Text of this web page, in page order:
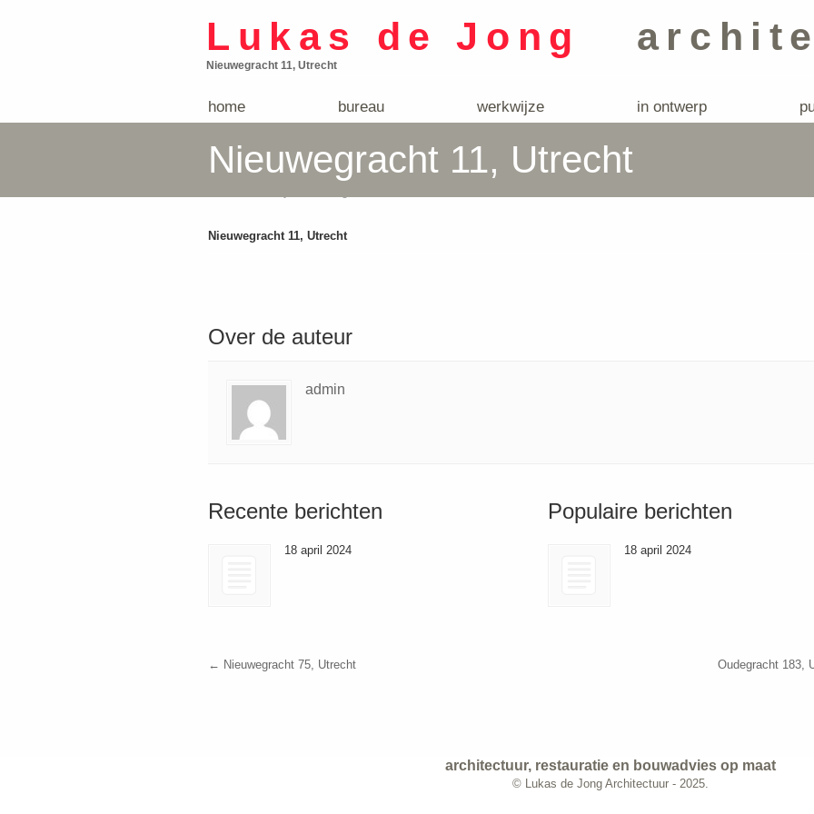
Lukas de Jong
Nieuwegracht 11, Utrecht
home bureau werkwijze in ontwerp
Nieuwegracht 11, Utrecht
Nieuwegracht 11, Utrecht
Over de auteur
admin
Recente berichten
18 april 2024
Populaire berichten
18 april 2024
← Nieuwegracht 75, Utrecht Oudegracht 183,
architectuur, restauratie en bouwadvies op maat
© Lukas de Jong Architectuur - 2025.